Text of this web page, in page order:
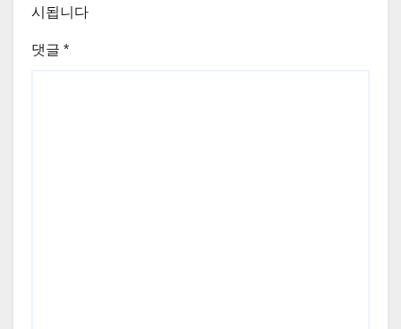
시됩니다
댓글 *